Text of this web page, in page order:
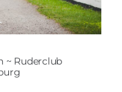
~ Ruderclub